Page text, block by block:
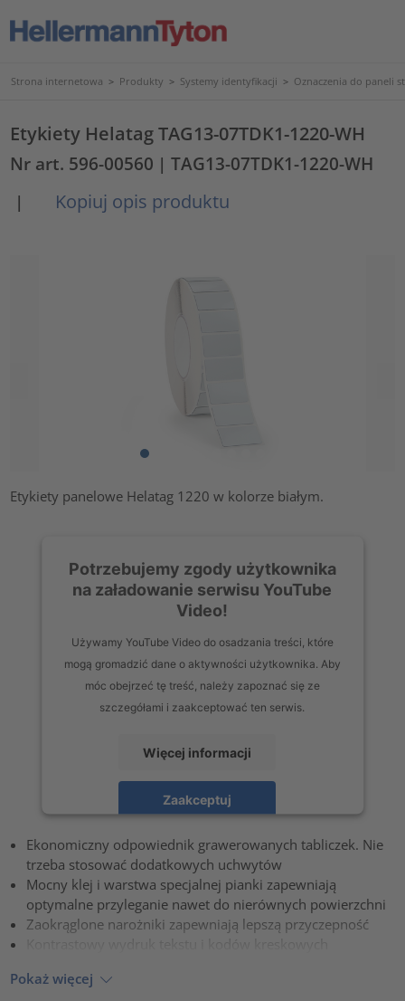
Strona internetowa > Produkty > Systemy identyfikacji > Oznaczenia do paneli
Etykiety Helatag TAG13-07TDK1-1220-WH
Nr art. 596-00560 | TAG13-07TDK1-1220-WH
|
Kopiuj opis produktu
Etykiety panelowe Helatag 1220 w kolorze białym.
Potrzebujemy zgody użytkownika
na załadowanie serwisu YouTube
Video!
Używamy YouTube Video do osadzania treści, które
mogą gromadzić dane o aktywności użytkownika. Aby
móc obejrzeć tę treść, należy zapoznać się ze
szczegółami i zaakceptować ten serwis.
Więcej informacji
Zaakceptuj
Ekonomiczny odpowiednik grawerowanych tabliczek. Nie
trzeba stosować dodatkowych uchwytów
Mocny klej i warstwa specjalnej pianki zapewniają
optymalne przyleganie nawet do nierównych powierzchni
Zaokrąglone narożniki zapewniają lepszą przyczepność
Pokaż więcej